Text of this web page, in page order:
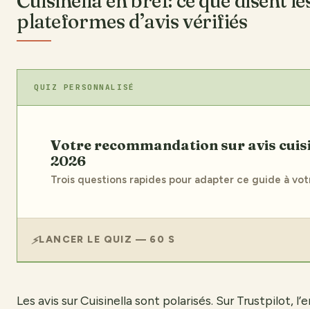
plateformes d’avis vérifiés
QUIZ PERSONNALISÉ
Votre recommandation sur avis cuisinella
2026
Trois questions rapides pour adapter ce guide à
LANCER LE QUIZ — 60 S
Les avis sur Cuisinella sont polarisés. Sur Trustpilot,